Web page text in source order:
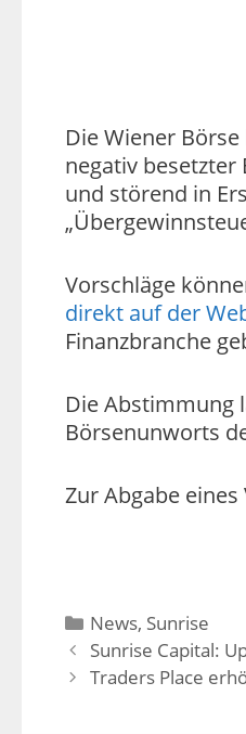
Die Wiener
negativ besetzter
und störend in
Vorschläge
direkt auf der
Finanzbranche
Die Abstimmung
Börsenunworts
Zur Abgabe
News, Sunrise
Sunrise Capital:
Traders Place